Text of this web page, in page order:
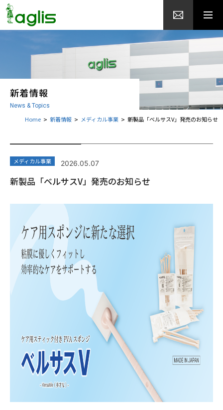
新着情報
News & Topics
Home 新着情報 メディカル事業 新製品「ベルサスV」発売のお知らせ
メディカル事業 2026.05.07
新製品「ベルサスV」発売のお知らせ